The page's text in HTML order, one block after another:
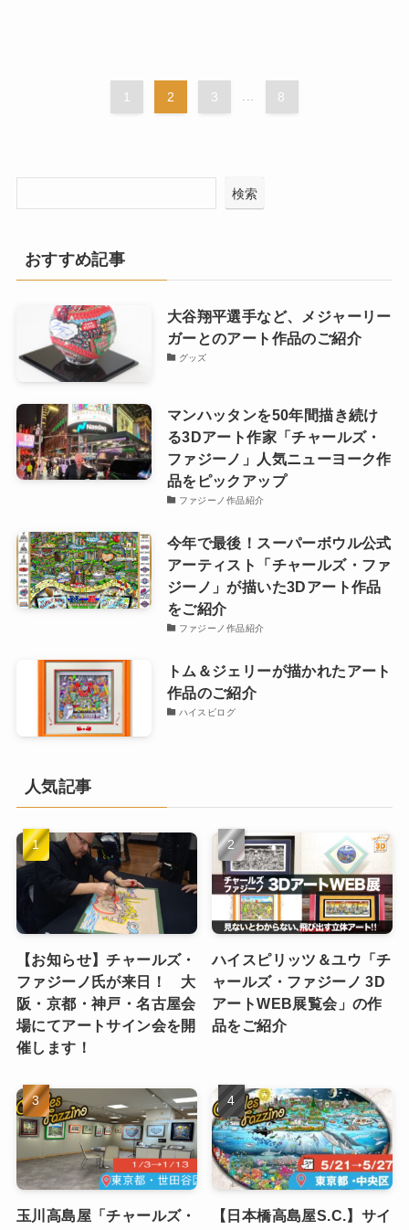
1 2 3 8
検索
おすすめ記事
大谷翔平選手など、メジャーリー
ガーとのアート作品のご紹介
グッズ
マンハッタンを50年間描き続け
る3Dアート作家「チャールズ・
ファジーノ」人気ニューヨーク作
品をピックアップ
ファジーノ作品紹介
今年で最後！スーパーボウル公式
アーティスト「チャールズ・ファ
ジーノ」が描いた3Dアート作品
をご紹介
ファジーノ作品紹介
トム＆ジェリーが描かれたアート
作品のご紹介
ハイスピログ
人気記事
【お知らせ】チャールズ・
ファジーノ氏が来日！ 大
阪・京都・神戸・名古屋会
場にてアートサイン会を開
催します！
ハイスピリッツ＆ユウ「チ
ャールズ・ファジーノ 3D
アートWEB展覧会」の作
品をご紹介
玉川高島屋「チャールズ・
【日本橋高島屋S.C.】サイ